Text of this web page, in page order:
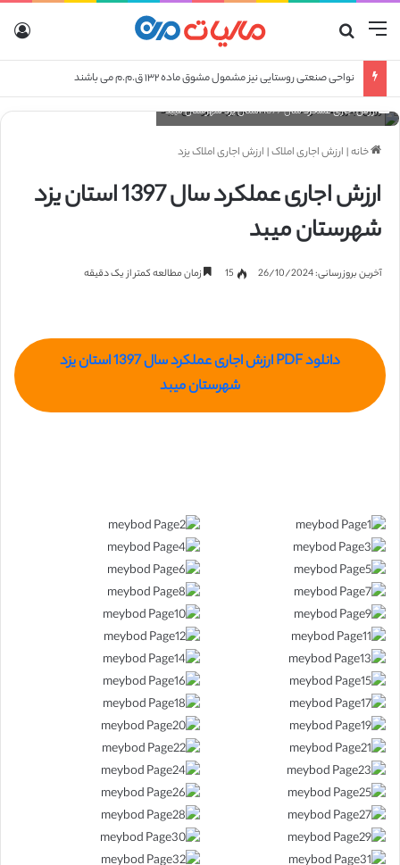
منو
نواحی صنعتی روستایی نیز مشمول مشوق ماده ۱۳۲ ق.م.م می باشند
ارزش اجاری عملکرد سال 1397 استان یزد شهرستان میبد
خانه| ارزش اجاری املاک| ارزش اجاری املاک یزد
ارزش اجاری عملکرد سال 1397 استان یزد
شهرستان میبد
آخرین بروزرسانی: 26/10/2024 15 زمان مطالعه کمتر از یک دقیقه
دانلود PDF ارزش اجاری عملکرد سال 1397 استان یزد
شهرستان میبد